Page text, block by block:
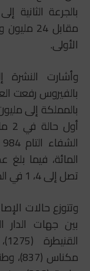
الأولى.
وأشارت النشرة
بالفيروس رفعت
تصل إلى 4، 1 في المائة.